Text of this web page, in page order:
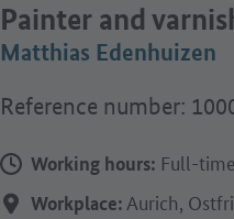
Painter and
Matthias Edenhuizen
Reference number:
Working hours: Full-
Workplace: Aurich,